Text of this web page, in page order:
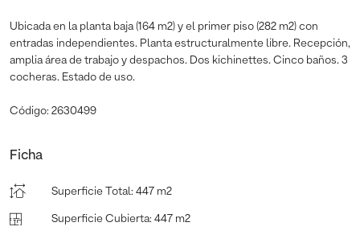
Ubicada en la planta baja (164 m2) y el primer piso (282 m2) con
entradas independientes. Planta estructuralmente libre. Recepción,
amplia área de trabajo y despachos. Dos kichinettes. Cinco baños. 3
cocheras. Estado de uso.
Código: 2630499
Ficha
Superficie Total : 447 m2
Superficie Cubierta: 447 m2